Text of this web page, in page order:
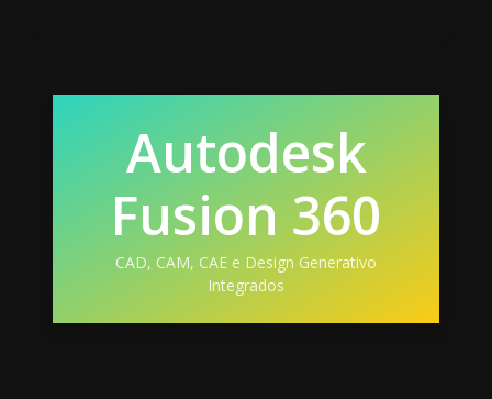
Autodesk
Fusion 360
CAD, CAM, CAE e Design Generativo
Integrados